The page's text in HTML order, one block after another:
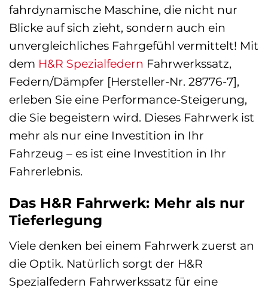
fahrdynamische Maschine, die nicht nur
Blicke auf sich zieht, sondern auch ein
unvergleichliches Fahrgefühl vermittelt! Mit
dem H&R Spezialfedern Fahrwerkssatz,
Federn/Dämpfer [Hersteller-Nr. 28776-7],
erleben Sie eine Performance-Steigerung,
die Sie begeistern wird. Dieses Fahrwerk ist
mehr als nur eine Investition in Ihr
Fahrzeug – es ist eine Investition in Ihr
Fahrerlebnis.
Das H&R Fahrwerk: Mehr als nur
Tieferlegung
Viele denken bei einem Fahrwerk zuerst an
die Optik. Natürlich sorgt der H&R
Spezialfedern Fahrwerkssatz für eine